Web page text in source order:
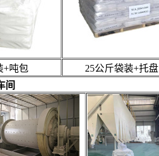
吨包
25公斤袋装+托盘
间